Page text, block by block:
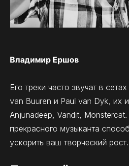
Владимир Ершов
Его треки часто звучат в
van Buuren и Paul van Dyk, их
Anjunadeep, Vandit,
прекрасного музыканта
ускорить ваш творческий рост.